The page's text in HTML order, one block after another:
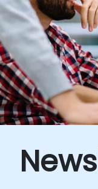
Anwendung. Hinweise Für die
Docker-
Nginx,
Sie
individuelle
Kontaktieren
Themen des
oder
uns bitte.